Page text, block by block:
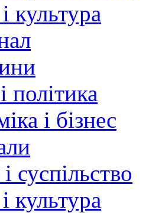
культура
політика
і бізнес
суспільство
культура